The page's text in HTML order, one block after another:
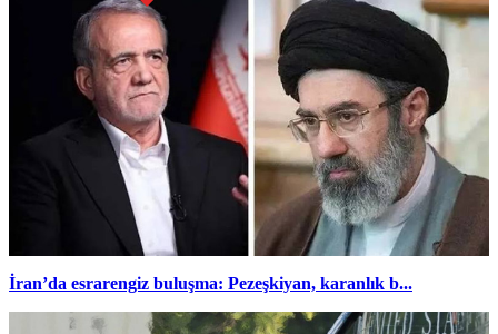
İran’da esrarengiz buluşma: Pezeşkiyan, karanlık b...